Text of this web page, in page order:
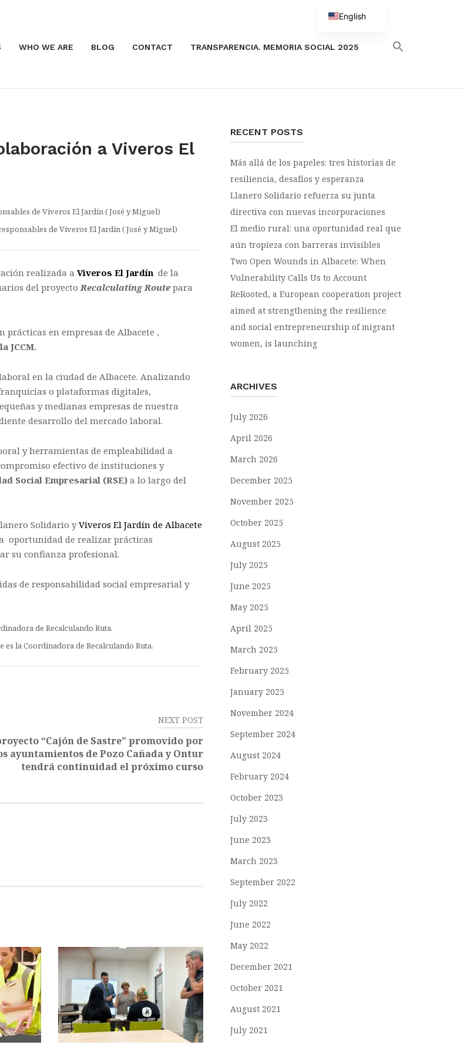
WHO WE ARE BLOG CONTACT TRANSPARENCIA. MEMORIA SOCIAL 2025
a Viveros El
de Viveros El Jardín ( José y Miguel)
realizada a Viveros El Jardín de la
del proyectoRecalculating Route para
en empresas de Albacete ,
JCCM.
en la ciudad de Albacete. Analizando
o plataformas digitales,
y medianas empresas de nuestra
desarrollo del mercado laboral.
y herramientas de empleabilidad a
efectivo de instituciones y
Social Empresarial (RSE)a lo largo del
Solidario yViveros El Jardín de Albacete
oportunidad de realizar prácticas
su confianza profesional.
de responsabilidad social empresarial y
la Coordinadora de Recalculando Ruta.
NEXT POST
“Cajón de Sastre” promovido por
ayuntamientos de Pozo Cañada y Ontur
tendrá continuidad el próximo curso
RECENT POSTS
Más allá de los papeles: tres historias de
resiliencia, desafíos y esperanza
Llanero Solidario refuerza su junta
directiva con nuevas incorporaciones
El medio rural: una oportunidad real que
aún tropieza con barreras invisibles
Two Open Wounds in Albacete: When
Vulnerability Calls Us to Account
ReRooted, a European cooperation project
aimed at strengthening the resilience
and social entrepreneurship of migrant
women, is launching
ARCHIVES
July 2026
April 2026
March 2026
December 2025
November 2025
October 2025
August 2025
July 2025
June 2025
May 2025
April 2025
March 2025
February 2025
January 2025
November 2024
September 2024
August 2024
February 2024
October 2023
July 2023
June 2023
March 2023
September 2022
July 2022
June 2022
May 2022
December 2021
October 2021
August 2021
July 2021
English